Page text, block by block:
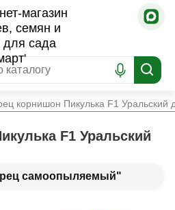
корнишон Пикулька F1 Уральский
самоопыляемый"
F1 Уральский